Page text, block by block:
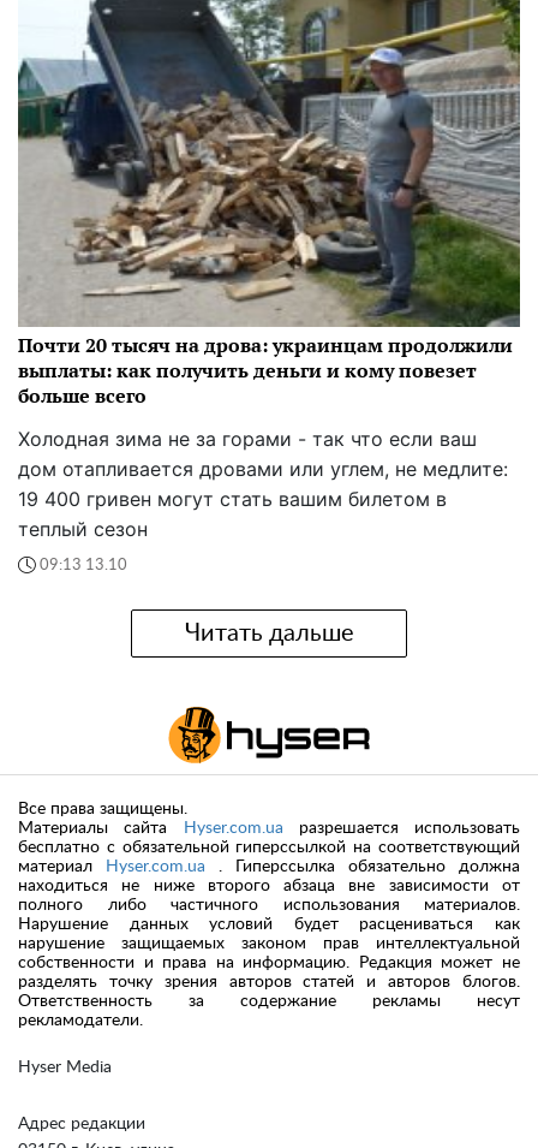
Почти 20 тысяч на дрова: украинцам продолжили
выплаты: как получить деньги и кому повезет
больше всего
Холодная зима не за горами - так что если ваш
дом отапливается дровами или углем, не медлите:
19 400 гривен могут стать вашим билетом в
теплый сезон
09:13 13.10
Читать дальше
Hyser Media
Адрес редакции
Все права защищены.
Материалы сайта
Hyser.com.ua разрешается использовать
бесплатно с обязательной гиперссылкой на соответствующий
материал
Hyser.com.ua . Гиперссылка обязательно должна
находиться не ниже второго абзаца вне зависимости от
полного либо частичного использования материалов.
Нарушение данных условий будет расцениваться как
нарушение защищаемых законом прав интеллектуальной
собственности и права на информацию. Редакция может не
разделять точку зрения авторов статей и авторов блогов.
Ответственность за содержание рекламы несут
рекламодатели.